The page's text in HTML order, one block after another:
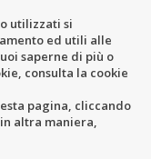
utilizzati si
ed utili alle
saperne di più o
consulta la cookie
pagina, cliccando
altra maniera,